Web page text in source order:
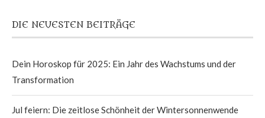
DIE NEUESTEN BEITRÄGE
Dein Horoskop für 2025: Ein Jahr des Wachstums und der
Transformation
Jul feiern: Die zeitlose Schönheit der Wintersonnenwende